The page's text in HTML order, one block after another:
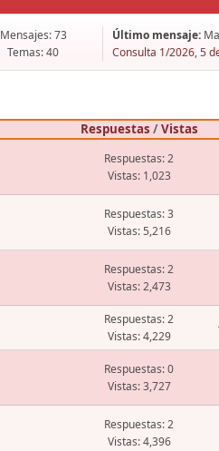
Mensajes: 73
Temas: 40
Último mensaje:
Consulta 1/2026, 5
Respuestas /Vistas
Respuestas: 2
Vistas: 1,023
Respuestas: 3
Vistas: 5,216
Respuestas: 2
Vistas: 2,473
Respuestas: 2
Vistas: 4,229
Respuestas: 0
Vistas: 3,727
Respuestas: 2
Vistas: 4,396